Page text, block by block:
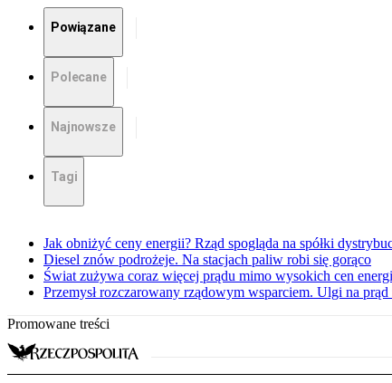
Powiązane
Polecane
Najnowsze
Tagi
Jak obniżyć ceny energii? Rząd spogląda na spółki
Diesel znów podrożeje. Na stacjach paliw robi się gorąco
Świat zużywa coraz więcej prądu mimo wysokich cen
Przemysł rozczarowany rządowym wsparciem. Ulgi na prąd
Promowane treści